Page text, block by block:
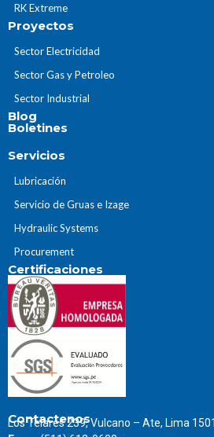
RK Extreme
Proyectos
Sector Electricidad
Sector Gas y Petroleo
Sector Industrial
Blog
Boletines
Servicios
Lubricación
Servicio de Gruas e Izage
Hydraulic Systems
Procurement
Certificaciones
Contactenos
Los Telares 239, Vulcano – Ate, Lima